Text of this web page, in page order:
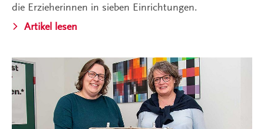
die Erzieherinnen in sieben Einrichtungen.
Artikel lesen